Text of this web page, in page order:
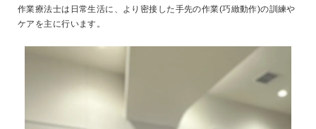
作業療法士は日常生活に、より密接した手先の作業(巧緻動作)の訓練や
ケアを主に行います。